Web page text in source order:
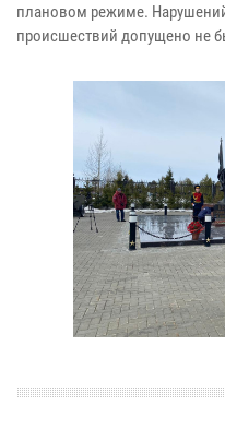
плановом режиме.
происшествий допущено не